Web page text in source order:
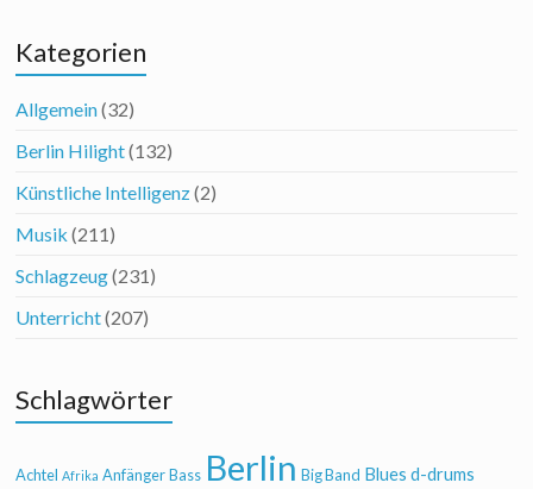
Kategorien
Allgemein(32)
Berlin Hilight(132)
Künstliche Intelligenz(2)
Musik (211)
Schlagzeug(231)
Unterricht(207)
Schlagwörter
Achtel Afrika Anfänger Bass Berlin Big Band Blues d-drums